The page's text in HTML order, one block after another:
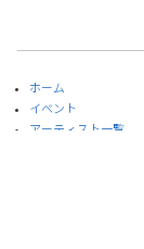
ホーム
イベント
​アーティスト一覧